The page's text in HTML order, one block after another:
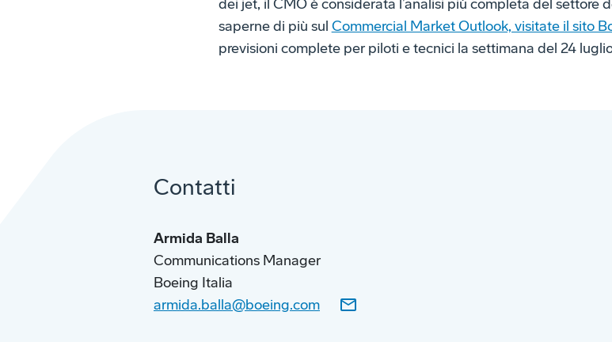
dei jet, il CMO è considerata l’analisi più completa del settore
saperne di più sul Commercial Market Outlook, visitate il sito
previsioni complete per piloti e tecnici la settimana del 24
Contatti
Armida Balla
Communications Manager
Boeing Italia
armida.balla@boeing.com